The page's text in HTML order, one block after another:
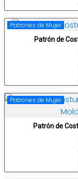
Patrones de Mujer
Patrón de
Patrones de Mujer
Patrón de